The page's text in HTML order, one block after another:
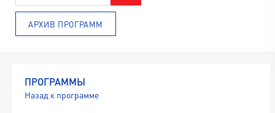
АРХИВ ПРОГРАММ
ПРОГРАММЫ
Назад к программе